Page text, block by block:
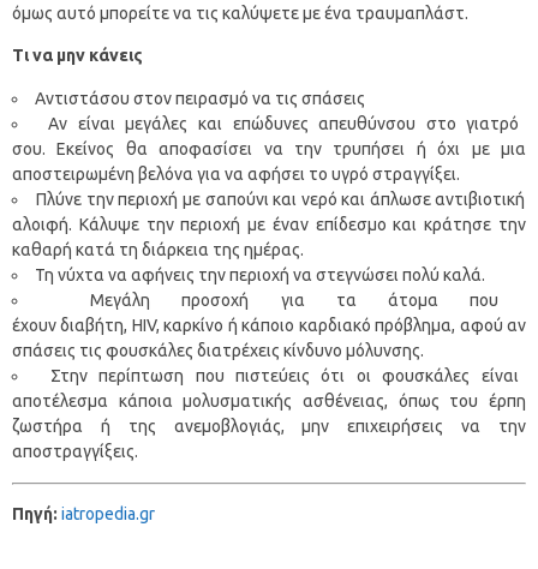
όμως αυτό μπορείτε να τις καλύψετε με ένα τραυμαπλάστ.
Τι να μην κάνεις
Αντιστάσου στον πειρασμό να τις σπάσεις
Αν είναι μεγάλες και επώδυνες απευθύνσου στο γιατρό
σου. Εκείνος θα αποφασίσει να την τρυπήσει ή όχι με μια
αποστειρωμένη βελόνα για να αφήσει το υγρό στραγγίξει.
Πλύνε την περιοχή με σαπούνι και νερό και άπλωσε αντιβιοτική
αλοιφή. Κάλυψε την περιοχή με έναν επίδεσμο και κράτησε την
καθαρή κατά τη διάρκεια της ημέρας.
Τη νύχτα να αφήνεις την περιοχή να στεγνώσει πολύ καλά.
Μεγάλη προσοχή για τα άτομα που
έχουν διαβήτη, HIV, καρκίνο ή κάποιο καρδιακό πρόβλημα, αφού αν
σπάσεις τις φουσκάλες διατρέχεις κίνδυνο μόλυνσης.
Στην περίπτωση που πιστεύεις ότι οι φουσκάλες είναι
αποτέλεσμα κάποια μολυσματικής ασθένειας, όπως του έρπη
ζωστήρα ή της ανεμοβλογιάς, μην επιχειρήσεις να την
αποστραγγίξεις.
Πηγή: iatropedia.gr